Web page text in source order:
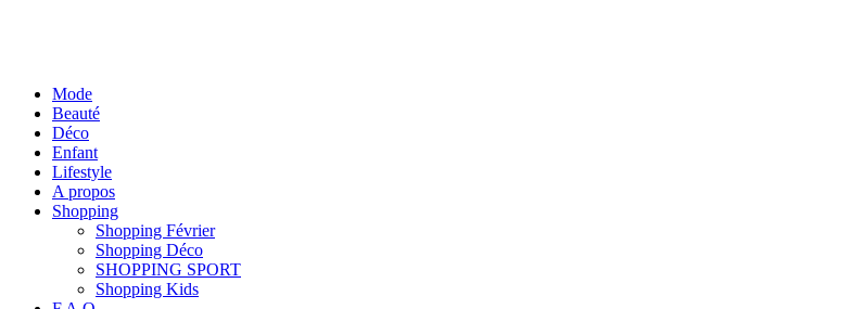
Mode
Beauté
Déco
Enfant
Lifestyle
A propos
Shopping
Shopping Février
Shopping Déco
SHOPPING SPORT
Shopping Kids